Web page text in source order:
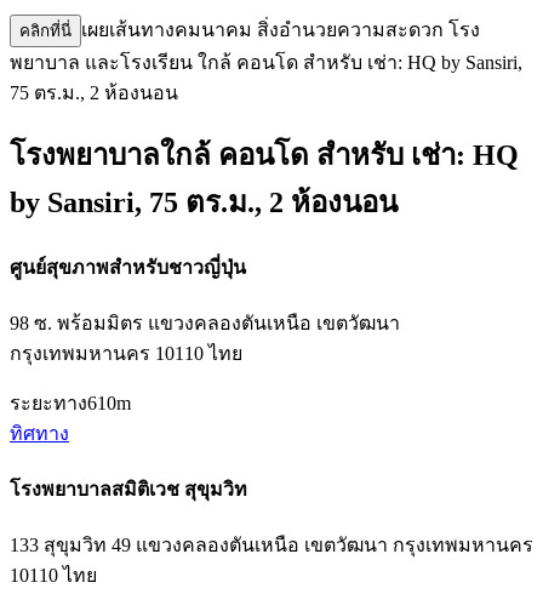
คลิกที่นี่ เผยเส้นทางคมนาคม สิ่งอำนวยความสะดวก โรง
พยาบาล และโรงเรียน ใกล้ คอนโด สำหรับ เช่า: HQ by Sansiri,
75 ตร.ม., 2 ห้องนอน
โรงพยาบาลใกล้ คอนโด สำหรับ เช่า: HQ
by Sansiri, 75 ตร.ม., 2 ห้องนอน
ศูนย์สุขภาพสำหรับชาวญี่ปุ่น
98 ซ. พร้อมมิตร แขวงคลองตันเหนือ เขตวัฒนา
กรุงเทพมหานคร 10110 ไทย
ระยะทาง610m
ทิศทาง
โรงพยาบาลสมิติเวช สุขุมวิท
133 สุขุมวิท 49 แขวงคลองตันเหนือ เขตวัฒนา กรุงเทพมหานคร
10110 ไทย